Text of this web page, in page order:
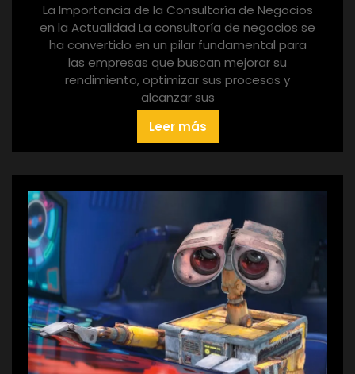
La Importancia de la Consultoría de Negocios
en la Actualidad La consultoría de negocios se
ha convertido en un pilar fundamental para
las empresas que buscan mejorar su
rendimiento, optimizar sus procesos y
alcanzar sus
Leer más